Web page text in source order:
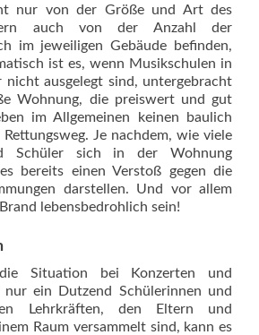
nur von der Größe und Art des
auch von der Anzahl der
im jeweiligen Gebäude befinden,
ist es, wenn Musikschulen in
nicht ausgelegt sind, untergebracht
Wohnung, die preiswert und gut
im Allgemeinen keinen baulich
Je nachdem, wie viele
Schüler sich in der Wohnung
bereits einen Verstoß gegen die
darstellen. Und vor allem
lebensbedrohlich sein!
Situation bei Konzerten und
nur ein Dutzend Schülerinnen und
Lehrkräften, den Eltern und
Raum versammelt sind, kann es